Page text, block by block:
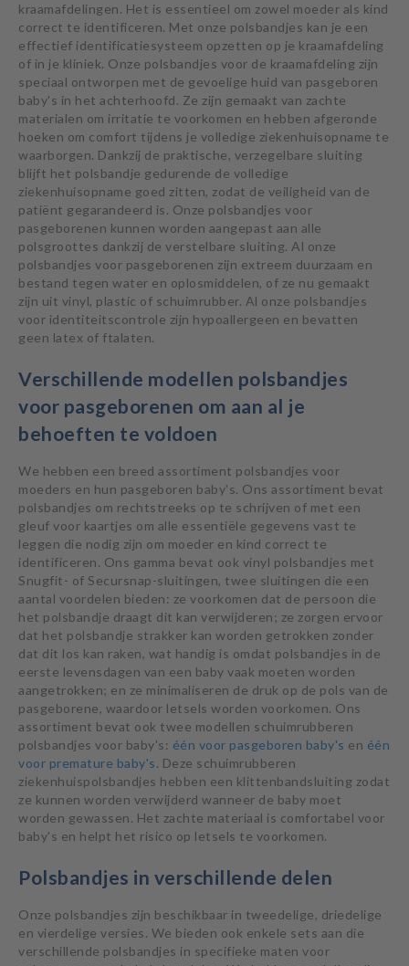
kraamafdelingen. Het is essentieel om zowel moeder als kind
correct te identificeren. Met onze polsbandjes kan je een
effectief identificatiesysteem opzetten op je kraamafdeling
of in je kliniek. Onze polsbandjes voor de kraamafdeling zijn
speciaal ontworpen met de gevoelige huid van pasgeboren
baby's in het achterhoofd. Ze zijn gemaakt van zachte
materialen om irritatie te voorkomen en hebben afgeronde
hoeken om comfort tijdens je volledige ziekenhuisopname te
waarborgen. Dankzij de praktische, verzegelbare sluiting
blijft het polsbandje gedurende de volledige
ziekenhuisopname goed zitten, zodat de veiligheid van de
patiënt gegarandeerd is. Onze polsbandjes voor
pasgeborenen kunnen worden aangepast aan alle
polsgroottes dankzij de verstelbare sluiting. Al onze
polsbandjes voor pasgeborenen zijn extreem duurzaam en
bestand tegen water en oplosmiddelen, of ze nu gemaakt
zijn uit vinyl, plastic of schuimrubber. Al onze polsbandjes
voor identiteitscontrole zijn hypoallergeen en bevatten
geen latex of ftalaten.
Verschillende modellen polsbandjes
voor pasgeborenen om aan al je
behoeften te voldoen
We hebben een breed assortiment polsbandjes voor
moeders en hun pasgeboren baby's. Ons assortiment bevat
polsbandjes om rechtstreeks op te schrijven of met een
gleuf voor kaartjes om alle essentiële gegevens vast te
leggen die nodig zijn om moeder en kind correct te
identificeren. Ons gamma bevat ook vinyl polsbandjes met
Snugfit- of Secursnap-sluitingen, twee sluitingen die een
aantal voordelen bieden: ze voorkomen dat de persoon die
het polsbandje draagt dit kan verwijderen; ze zorgen ervoor
dat het polsbandje strakker kan worden getrokken zonder
dat dit los kan raken, wat handig is omdat polsbandjes in de
eerste levensdagen van een baby vaak moeten worden
aangetrokken; en ze minimaliseren de druk op de pols van de
pasgeborene, waardoor letsels worden voorkomen. Ons
assortiment bevat ook twee modellen schuimrubberen
polsbandjes voor baby's: één voor pasgeboren baby's en één
voor premature baby's. Deze schuimrubberen
ziekenhuispolsbandjes hebben een klittenbandsluiting zodat
ze kunnen worden verwijderd wanneer de baby moet
worden gewassen. Het zachte materiaal is comfortabel voor
baby's en helpt het risico op letsels te voorkomen.
Polsbandjes in verschillende delen
Onze polsbandjes zijn beschikbaar in tweedelige, driedelige
en vierdelige versies. We bieden ook enkele sets aan die
verschillende polsbandjes in specifieke maten voor